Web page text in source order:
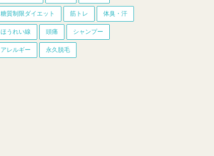
糖質制限ダイエット 筋トレ 体臭・汗
ほうれい線 頭痛 シャンプー
アレルギー 永久脱毛